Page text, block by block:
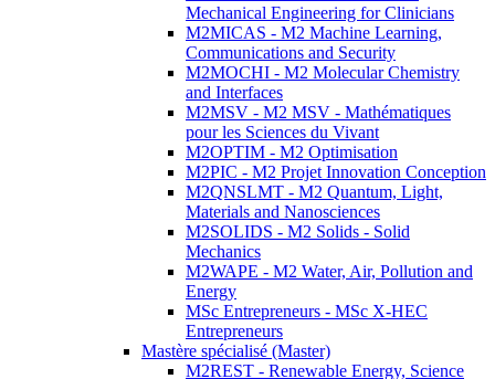
Mechanical Engineering for Clinicians
M2MICAS - M2 Machine Learning,
Communications and Security
M2MOCHI - M2 Molecular Chemistry
and Interfaces
M2MSV - M2 MSV - Mathématiques
pour les Sciences du Vivant
M2OPTIM - M2 Optimisation
M2PIC - M2 Projet Innovation Conception
M2QNSLMT - M2 Quantum, Light,
Materials and Nanosciences
M2SOLIDS - M2 Solids - Solid
Mechanics
M2WAPE - M2 Water, Air, Pollution and
Energy
MSc Entrepreneurs - MSc X-HEC
Entrepreneurs
Mastère spécialisé (Master)
M2REST - Renewable Energy, Science